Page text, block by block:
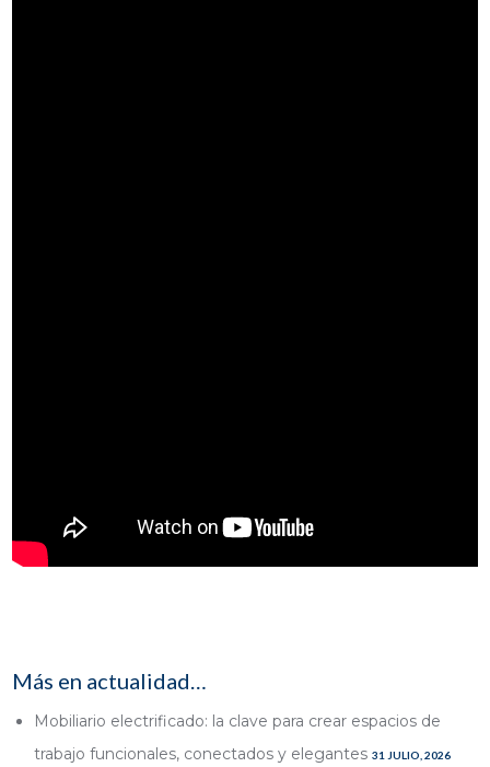
Más en actualidad…
Mobiliario electrificado: la clave para crear espacios de
trabajo funcionales, conectados y elegantes 31 JULIO, 2026